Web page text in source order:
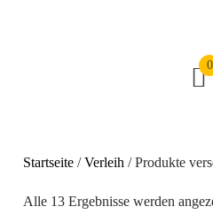
0
Startseite /Verleih / Produkte
Alle 13 Ergebnisse werden